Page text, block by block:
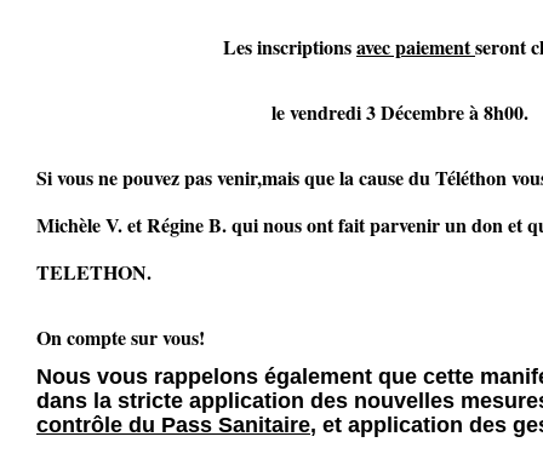
Les inscriptionsavec paiementseront
le vendredi 3 Décembre à 8h00.
Si vous ne pouvez pas venir,mais que la cause du Téléthon
Michèle V. et Régine B. qui nous ont fait parvenir un don et
TELETHON.
On compte sur vous!
Nous vous rappelons également que cette
dans la stricte application des nouvelles
contrôle du Pass Sanitaire, et application des